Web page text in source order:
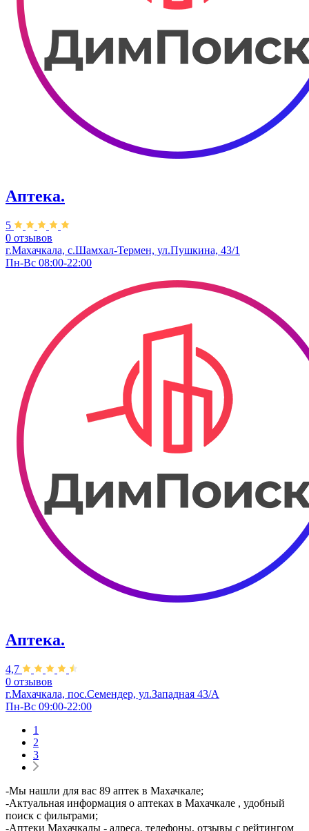
Аптека.
5
0 отзывов
г.Махачкала, с.Шамхал-Термен, ул.​Пушкина, 43/1
Пн-Вс 08:00-22:00
Аптека.
4,7
0 отзывов
г.Махачкала, пос.Семендер, ул.Западная 43/А
Пн-Вс 09:00-22:00
1
2
3
-Мы нашли для вас 89 аптек в Махачкале;
-Актуальная информация о аптеках в Махачкале , удобный
поиск с фильтрами;
-Аптеки Махачкалы - адреса, телефоны, отзывы с рейтингом